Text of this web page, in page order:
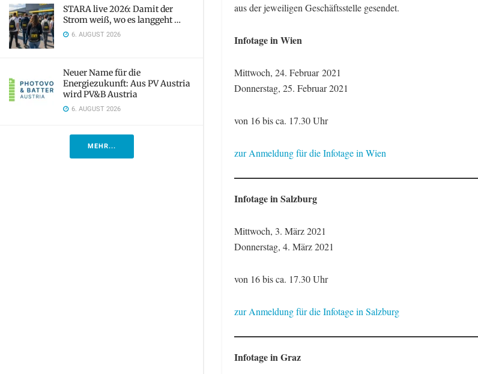
STARA live 2026: Damit der
Strom weiß, wo es langgeht …
6. AUGUST 2026
Neuer Name für die
Energiezukunft: Aus PV Austria
wird PV&B Austria
6. AUGUST 2026
MEHR...
aus der jeweiligen Geschäftsstelle gesendet.
Infotage in Wien
Mittwoch, 24. Februar 2021
Donnerstag, 25. Februar 2021
von 16 bis ca. 17.30 Uhr
zur Anmeldung für die Infotage in Wien
Infotage in Salzburg
Mittwoch, 3. März 2021
Donnerstag, 4. März 2021
von 16 bis ca. 17.30 Uhr
zur Anmeldung für die Infotage in Salzburg
Infotage in Graz